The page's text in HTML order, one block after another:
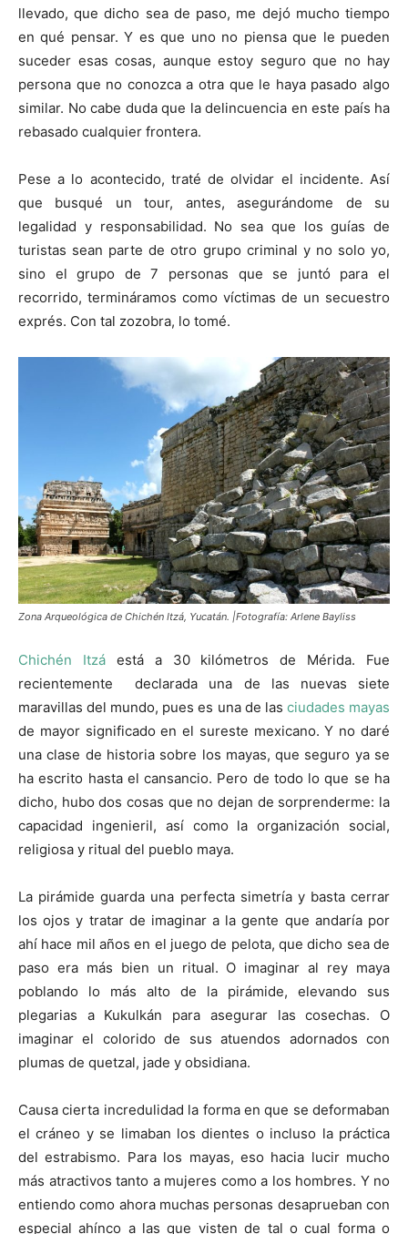
llevado, que dicho sea de paso, me dejó mucho tiempo
en qué pensar. Y es que uno no piensa que le pueden
suceder esas cosas, aunque estoy seguro que no hay
persona que no conozca a otra que le haya pasado algo
similar. No cabe duda que la delincuencia en este país ha
rebasado cualquier frontera.
Pese a lo acontecido, traté de olvidar el incidente. Así
que busqué un tour, antes, asegurándome de su
legalidad y responsabilidad. No sea que los guías de
turistas sean parte de otro grupo criminal y no solo yo,
sino el grupo de 7 personas que se juntó para el
recorrido, termináramos como víctimas de un secuestro
exprés. Con tal zozobra, lo tomé.
Zona Arqueológica de Chichén Itzá, Yucatán. |Fotografía: Arlene Bayliss
Chichén Itzáestá a 30 kilómetros de Mérida. Fue
recientemente declarada una de las nuevas siete
maravillas del mundo, pues es una de las ciudades mayas
de mayor significado en el sureste mexicano. Y no daré
una clase de historia sobre los mayas, que seguro ya se
ha escrito hasta el cansancio. Pero de todo lo que se ha
dicho, hubo dos cosas que no dejan de sorprenderme: la
capacidad ingenieril, así como la organización social,
religiosa y ritual del pueblo maya.
La pirámide guarda una perfecta simetría y basta cerrar
los ojos y tratar de imaginar a la gente que andaría por
ahí hace mil años en el juego de pelota, que dicho sea de
paso era más bien un ritual. O imaginar al rey maya
poblando lo más alto de la pirámide, elevando sus
plegarias a Kukulkán para asegurar las cosechas. O
imaginar el colorido de sus atuendos adornados con
plumas de quetzal, jade y obsidiana.
Causa cierta incredulidad la forma en que se deformaban
el cráneo y se limaban los dientes o incluso la práctica
del estrabismo. Para los mayas, eso hacia lucir mucho
más atractivos tanto a mujeres como a los hombres. Y no
entiendo como ahora muchas personas desaprueban con
especial ahínco a las que visten de tal o cual forma o